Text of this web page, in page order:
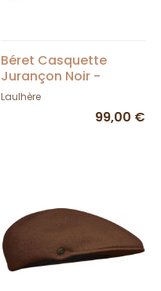
Béret Casquette
Jurançon Noir -
Laulhère
Laulhère
99,00 €